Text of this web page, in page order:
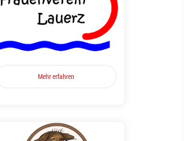
Mehr erfahren